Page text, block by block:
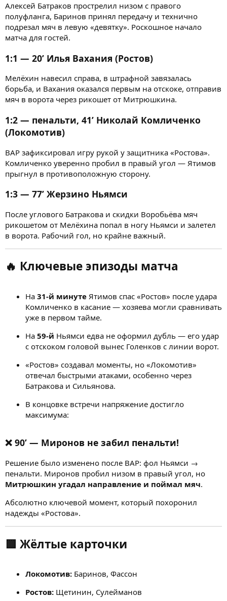
Алексей Батраков прострелил низом с правого
полуфланга, Баринов принял передачу и технично
подрезал мяч в левую «девятку». Роскошное начало
матча для гостей.
1:1 — 20’ Илья Вахания (Ростов)
Мелёхин навесил справа, в штрафной завязалась
борьба, и Вахания оказался первым на отскоке, отправив
мяч в ворота через рикошет от Митрюшкина.
1:2 — пенальти, 41’ Николай Комличенко
(Локомотив)
ВАР зафиксировал игру рукой у защитника «Ростова».
Комличенко уверенно пробил в правый угол — Ятимов
прыгнул в противоположную сторону.
1:3 — 77’ Жерзино Ньямси
После углового Батракова и скидки Воробьёва мяч
рикошетом от Мелёхина попал в ногу Ньямси и залетел
в ворота. Рабочий гол, но крайне важный.
🔥 Ключевые эпизоды матча
На 31-й минуте Ятимов спас «Ростов» после удара
Комличенко в касание — хозяева могли сравнивать
уже в первом тайме.
На 59-й Ньямси едва не оформил дубль — его удар
с отскоком головой вынес Голенков с линии ворот.
«Ростов» создавал моменты, но «Локомотив»
отвечал быстрыми атаками, особенно через
Батракова и Сильянова.
В концовке встречи напряжение достигло
максимума:
❌ 90’ — Миронов не забил пенальти!
Решение было изменено после ВАР: фол Ньямси →
пенальти. Миронов пробил низом в правый угол, но
Митрюшкин угадал направление и поймал мяч.
Абсолютно ключевой момент, который похоронил
надежды «Ростова».
🟨 Жёлтые карточки
Локомотив: Баринов, Фассон
Ростов: Щетинин, Сулейманов